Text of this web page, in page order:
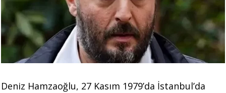
Deniz Hamzaoğlu, 27 Kasım 1979’da İstanbul’da